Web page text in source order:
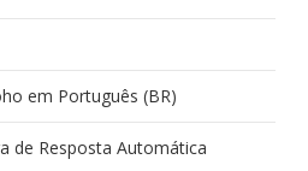
em Português (BR)
de Resposta Automática